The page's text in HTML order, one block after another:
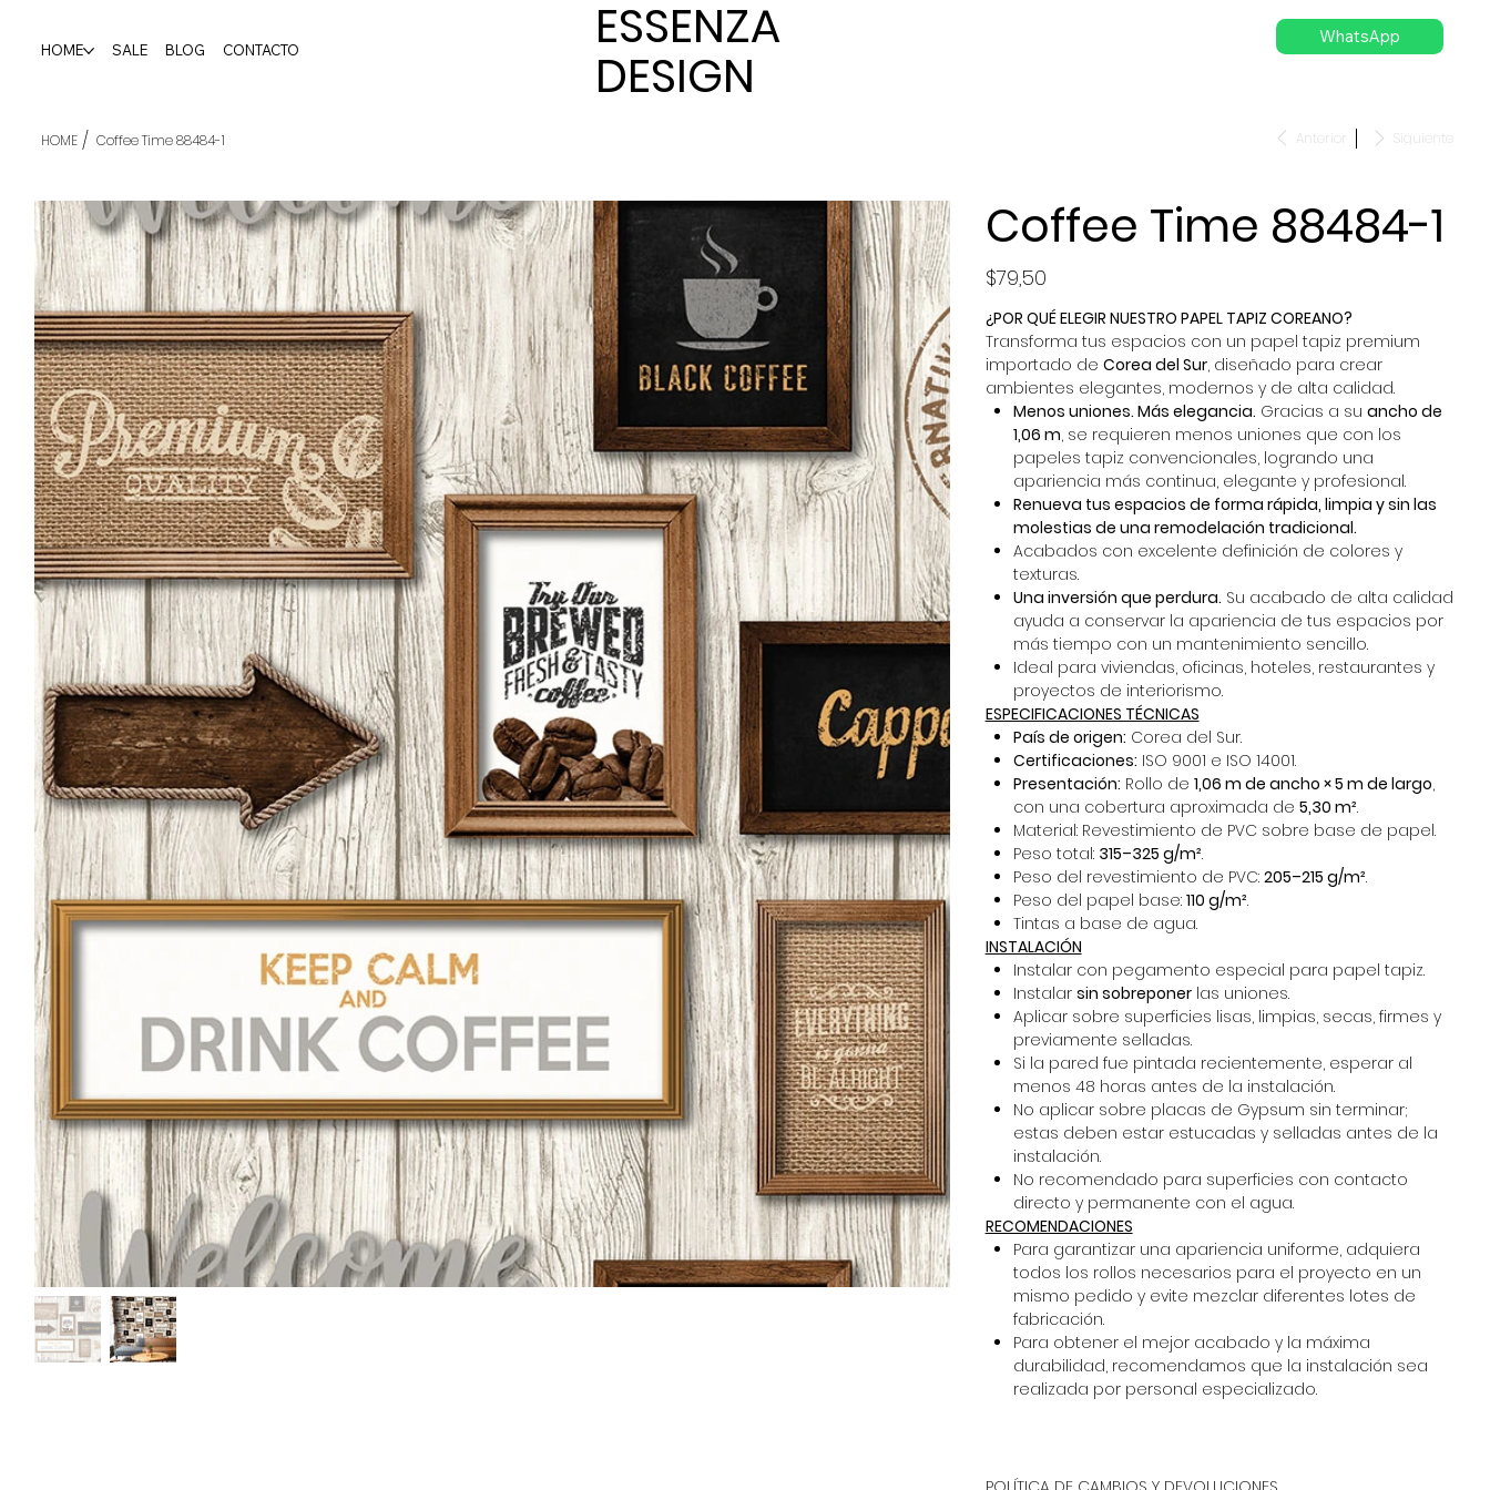
HOME SALE BLOG CONTACTO ESSENZA
DESIGN
WhatsApp
HOME / Coffee Time 88484-1 Anterior Siguiente
Coffee Time 88484-1
Precio
$79,50
¿POR QUÉ ELEGIR NUESTRO PAPEL TAPIZ COREANO?
Transforma tus espacios con un papel tapiz premium
importado de Corea del Sur, diseñado para crear
ambientes elegantes, modernos y de alta calidad.
Menos uniones. Más elegancia. Gracias a su ancho de
1,06 m, se requieren menos uniones que con los
papeles tapiz convencionales, logrando una
apariencia más continua, elegante y profesional.
Renueva tus espacios de forma rápida, limpia y sin las
molestias de una remodelación tradicional.
Acabados con excelente definición de colores y
texturas.
Una inversión que perdura. Su acabado de alta calidad
ayuda a conservar la apariencia de tus espacios por
más tiempo con un mantenimiento sencillo.
Ideal para viviendas, oficinas, hoteles, restaurantes y
proyectos de interiorismo.
ESPECIFICACIONES TÉCNICAS
País de origen: Corea del Sur.
Certificaciones: ISO 9001 e ISO 14001.
Presentación: Rollo de 1,06 m de ancho × 5 m de largo,
con una cobertura aproximada de 5,30 m².
Material: Revestimiento de PVC sobre base de papel.
Peso total: 315–325 g/m².
Peso del revestimiento de PVC: 205–215 g/m².
Peso del papel base: 110 g/m².
Tintas a base de agua.
INSTALACIÓN
Instalar con pegamento especial para papel tapiz.
Instalar sin sobreponerlas uniones.
Aplicar sobre superficies lisas, limpias, secas, firmes y
previamente selladas.
Si la pared fue pintada recientemente, esperar al
menos 48 horas antes de la instalación.
No aplicar sobre placas de Gypsum sin terminar;
estas deben estar estucadas y selladas antes de la
instalación.
No recomendado para superficies con contacto
directo y permanente con el agua.
RECOMENDACIONES
Para garantizar una apariencia uniforme, adquiera
todos los rollos necesarios para el proyecto en un
mismo pedido y evite mezclar diferentes lotes de
fabricación.
Para obtener el mejor acabado y la máxima
durabilidad, recomendamos que la instalación sea
realizada por personal especializado.